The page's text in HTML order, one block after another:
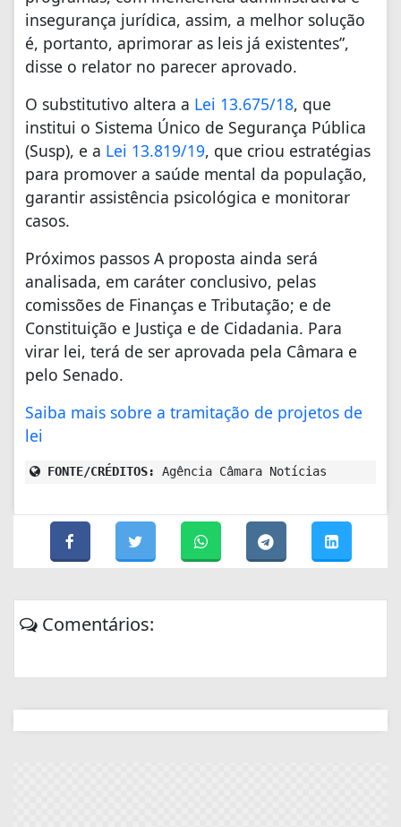
insegurança jurídica, assim, a melhor solução
é, portanto, aprimorar as leis já existentes”,
disse o relator no parecer aprovado.
O substitutivo altera a Lei 13.675/18, que
institui o Sistema Único de Segurança Pública
(Susp), e a Lei 13.819/19, que criou estratégias
para promover a saúde mental da população,
garantir assistência psicológica e monitorar
casos.
Próximos passos A proposta ainda será
analisada, em caráter conclusivo, pelas
comissões de Finanças e Tributação; e de
Constituição e Justiça e de Cidadania. Para
virar lei, terá de ser aprovada pela Câmara e
pelo Senado.
Saiba mais sobre a tramitação de projetos de
lei
FONTE/CRÉDITOS: Agência Câmara Notícias
Comentários: